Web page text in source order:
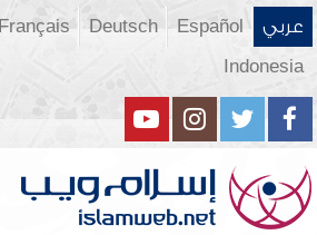
عربي Español
Deutsch
Français
Indonesia